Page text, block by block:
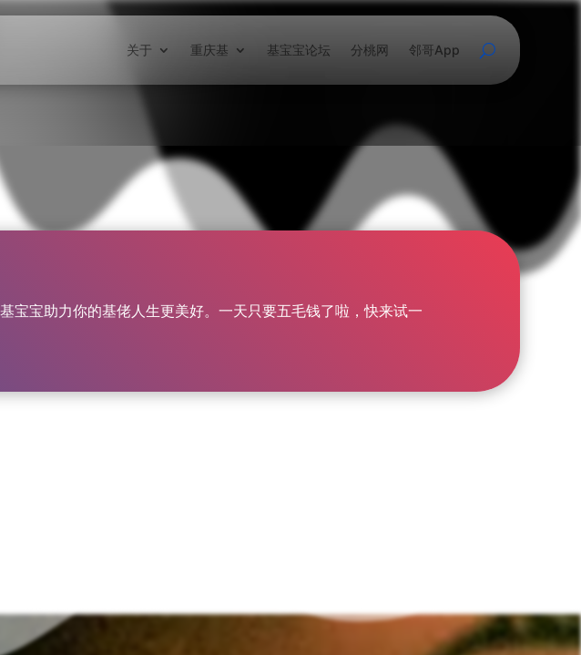
关于 重庆基 基宝宝论坛 分桃网 邻哥App
关于 重庆基 基宝宝论坛 分桃网 邻哥App
宝宝助力你的基佬人生更美好。一天只要五毛钱了啦，快来试一